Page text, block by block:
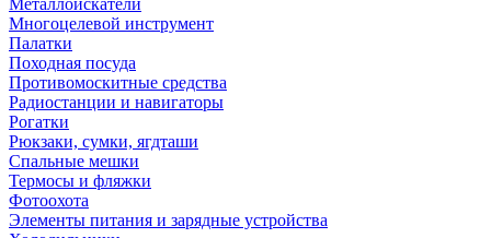
Металлоискатели
Многоцелевой инструмент
Палатки
Походная посуда
Противомоскитные средства
Радиостанции и навигаторы
Рогатки
Рюкзаки, сумки, ягдташи
Спальные мешки
Термосы и фляжки
Фотоохота
Элементы питания и зарядные устройства